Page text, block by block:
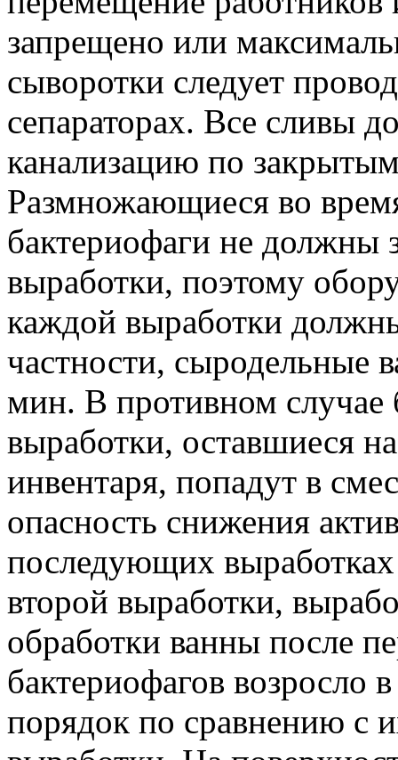
запрещено или
сыворотки следует
сепараторах. Все сливы
канализацию по
Размножающиеся во
бактериофаги не должны
выработки, поэтому
каждой выработки
частности, сыродельные
мин. В противном случае
выработки, оставшиеся
инвентаря, попадут в
опасность снижения
последующих выработках
второй выработки,
обработки ванны после
бактериофагов возросло
порядок по сравнению с